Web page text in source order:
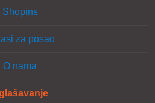
Shopins
za posao
O nama